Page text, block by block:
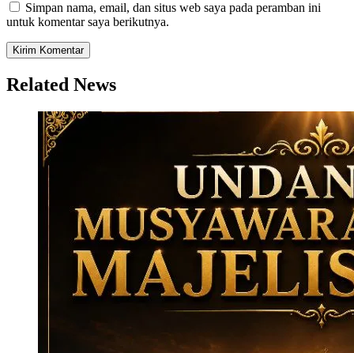
Simpan nama, email, dan situs web saya pada peramban ini
untuk komentar saya berikutnya.
Related News